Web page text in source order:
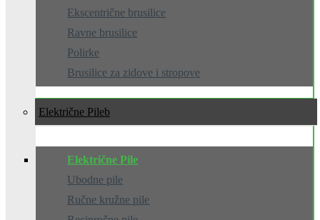
Ekscentrične brusilice
Ravne brusilice
Polirke
Brusilice za zidove i stropove
Električne Pile
Električne Pile
Ubodne pile
Ručne kružne pile